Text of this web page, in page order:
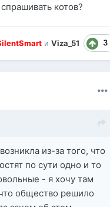
котов?
иViza_51 3
из-за того, что
по сути одно и то
- я хочу там
общество решило